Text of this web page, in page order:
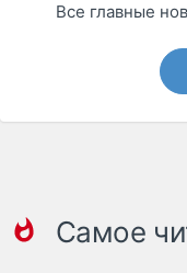
Все главные
Самое